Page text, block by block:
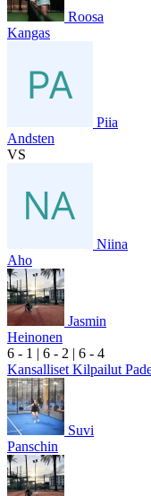
Roosa
Kangas
Piia
Andsten
VS
Niina
Aho
Jasmin
Heinonen
6 - 1 | 6 - 2 | 6 - 4
Kansalliset Kilpailut
Suvi
Panschin